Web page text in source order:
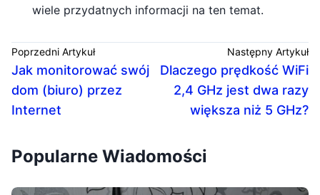
wiele przydatnych informacji na ten temat.
Poprzedni Artykuł
Jak monitorować swój
dom (biuro) przez
Internet
Następny Artykuł
Dlaczego prędkość WiFi
2,4 GHz jest dwa razy
większa niż 5 GHz?
Popularne Wiadomości